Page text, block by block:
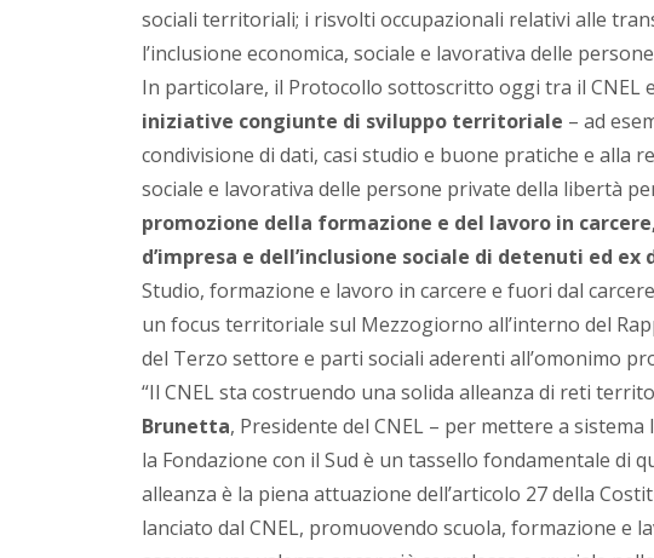
sociali territoriali; i risvolti occupazionali relativi alle
l’inclusione economica, sociale e lavorativa delle
In particolare, il Protocollo sottoscritto oggi tra il CNEL
iniziative congiunte di sviluppo territoriale – ad
condivisione di dati, casi studio e buone pratiche e alla
sociale e lavorativa delle persone private della libertà
promozione della formazione e del lavoro in
d’impresa e dell’inclusione sociale di detenuti ed ex
Studio, formazione e lavoro in carcere e fuori dal
un focus territoriale sul Mezzogiorno all’interno del
del Terzo settore e parti sociali aderenti all’omonimo
“Il CNEL sta costruendo una solida alleanza di reti
Brunetta, Presidente del CNEL – per mettere a
la Fondazione con il Sud è un tassello fondamentale
alleanza è la piena attuazione dell’articolo 27 della
lanciato dal CNEL, promuovendo scuola, formazione e